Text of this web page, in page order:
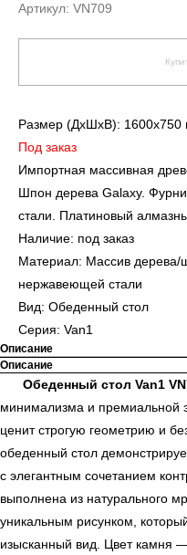
Артикул: VN709
Размер (ДxШxВ): 1600x750
Под заказ
Импортная массивная
Шпон дерева Galaxy.
стали. Платиновый
Наличие: под заказ
Материал: Массив
нержавеющей стали
Вид: Обеденный стол
Серия: Van1
Описание
Описание
Обеденный стол Van1
минимализма и премиальной
ценит строгую геометрию и
обеденный стол
с элегантным сочетанием
выполнена из натурального
уникальным рисунком,
изысканный вид. Цвет камня